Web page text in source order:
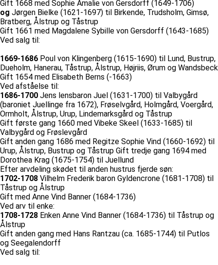
Gift 1668 med Sophie Amalie von Gersdorff (1649-1706)
og Jørgen Bielke (1621-1697) til Birkende, Trudsholm, Gimsø,
Bratberg, Ålstrup og Tåstrup
Gift 1661 med Magdalene Sybille von Gersdorff (1643-1685)
Ved salg til:
1669-1686 Poul von Klingenberg (1615-1690) til Lund, Bustrup,
Dueholm, Hanerau, Tåstrup, Ålstrup, Højriis, Ørum og Wandsbeck
Gift 1654 med Elisabeth Berns (-1663)
Ved afståelse til:
1686-1700 Jens lensbaron Juel (1631-1700) til Valbygård
(baroniet Juellinge fra 1672), Frøselvgård, Holmgård, Voergård,
Ormholt, Ålstrup, Urup, Lindemarksgård og Tåstrup
Gift første gang 1660 med Vibeke Skeel (1633-1685) til
Valbygård og Frøslevgård
Gift anden gang 1686 med Regitze Sophie Vind (1660-1692) til
Urup, Ålstrup, Bustrup og Tåstrup Gift tredje gang 1694 med
Dorothea Krag (1675-1754) til Juellund
Efter arvdeling skødet til anden hustrus fjerde søn:
1702-1708 Vilhelm Frederik baron Gyldencrone (1681-1708) til
Tåstrup og Ålstrup
Gift med Anne Vind Banner (1684-1736)
Ved arv til enke:
1708-1728 Enken Anne Vind Banner (1684-1736) til Tåstrup og
Ålstrup
Gift anden gang med Hans Rantzau (ca. 1685-1744) til Putlos
og Seegalendorff
Ved salg til: